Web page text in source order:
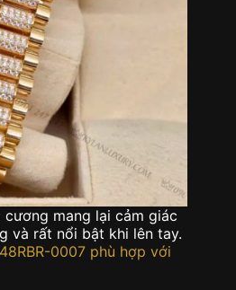
mang lại cảm giác
và rất nổi bật khi lên tay.
0007 phù hợp với